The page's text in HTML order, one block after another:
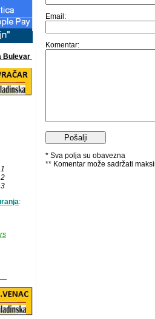
Bulevar
:
Email:
Komentar:
* Sva polja su obavezna
** Komentar može sadržati